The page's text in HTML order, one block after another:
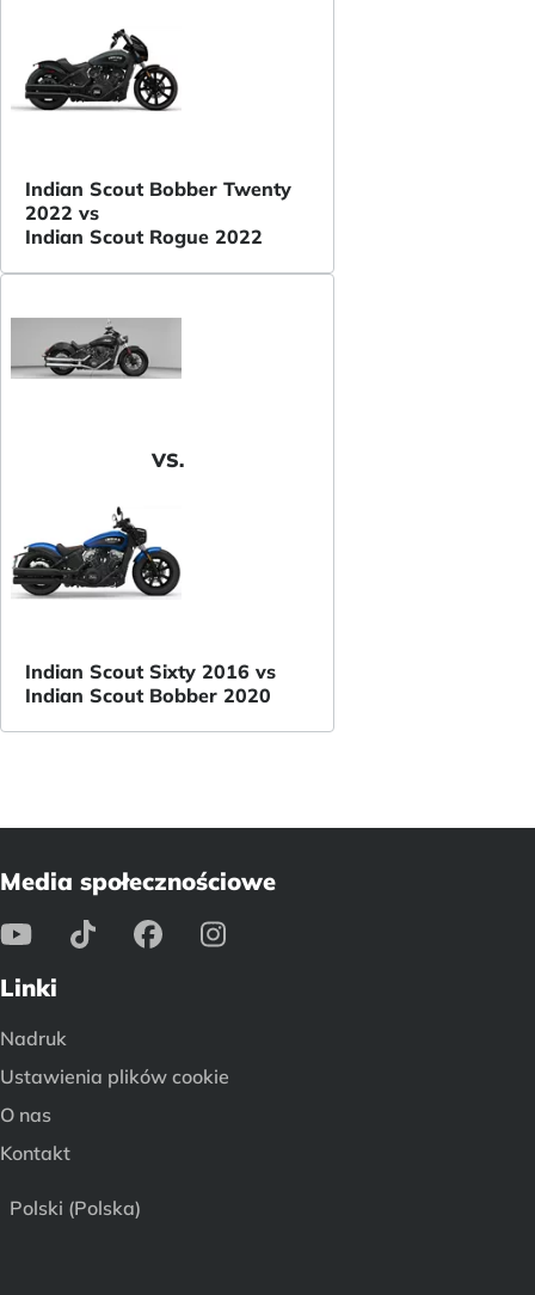
Indian Scout Bobber Twenty
2022 vs
Indian Scout Rogue 2022
VS.
Indian Scout Sixty 2016 vs
Indian Scout Bobber 2020
Media społecznościowe
Linki
Nadruk
Ustawienia plików cookie
O nas
Kontakt
Polski (Polska)